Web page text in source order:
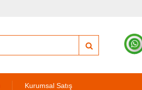
Kurumsal Satış